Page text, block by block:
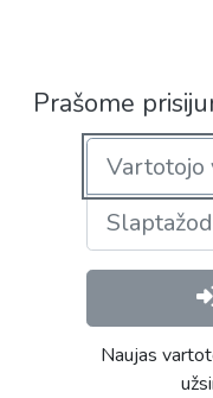
Prašome
Naujas